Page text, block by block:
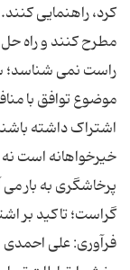
کرد، راهنمایی
مطرح کنند و راه
راست نمی شناسد؛
موضوع توافق با
اشتراک داشته
خیرخواهانه است نه
پرخاشگری به بار